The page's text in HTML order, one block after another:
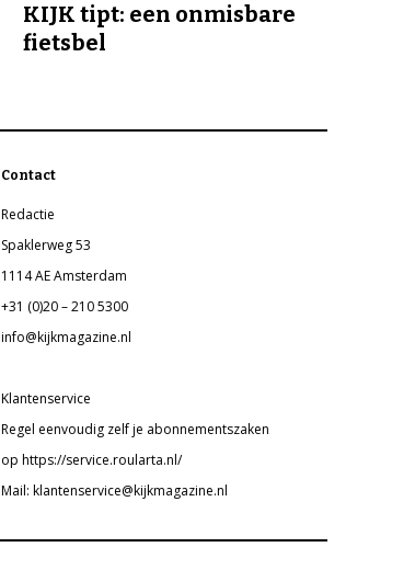
KIJK tipt: een onmisbare
fietsbel
Contact
Redactie
Spaklerweg 53
1114 AE Amsterdam
+31 (0)20 – 210 5300
info@kijkmagazine.nl
Klantenservice
Regel eenvoudig zelf je abonnementszaken
op https://service.roularta.nl/
Mail: klantenservice@kijkmagazine.nl